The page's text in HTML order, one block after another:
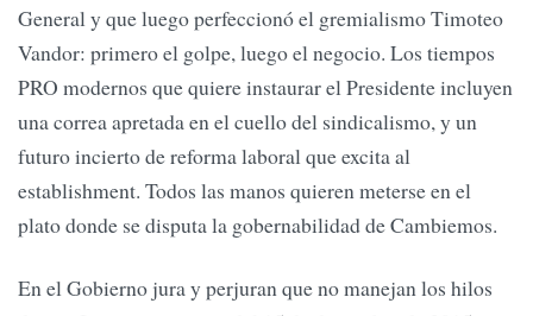
General y que luego perfeccionó el gremialismo Timoteo
Vandor: primero el golpe, luego el negocio. Los tiempos
PRO modernos que quiere instaurar el Presidente incluyen
una correa apretada en el cuello del sindicalismo, y un
futuro incierto de reforma laboral que excita al
establishment. Todos las manos quieren meterse en el
plato donde se disputa la gobernabilidad de Cambiemos.
En el Gobierno jura y perjuran que no manejan los hilos